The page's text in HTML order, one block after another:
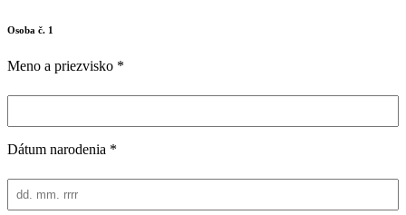
Osoba č. 1
Meno a priezvisko *
Dátum narodenia *